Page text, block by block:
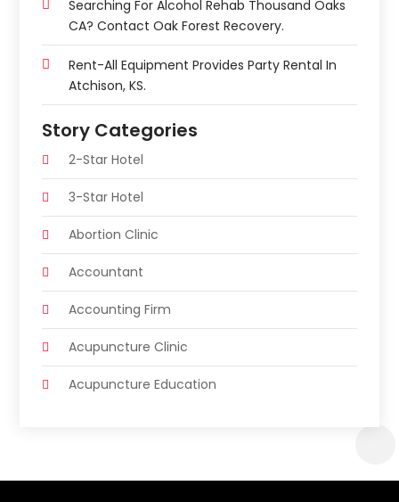
Searching For Alcohol Rehab Thousand Oaks
CA? Contact Oak Forest Recovery.
Rent-All Equipment Provides Party Rental In
Atchison, KS.
Story Categories
2-Star Hotel
3-Star Hotel
Abortion Clinic
Accountant
Accounting Firm
Acupuncture Clinic
Acupuncture Education